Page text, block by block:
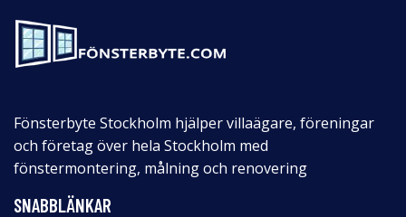
Fönsterbyte Stockholm hjälper villaägare, föreningar
och företag över hela Stockholm med
fönstermontering, målning och renovering
SNABBLÄNKAR